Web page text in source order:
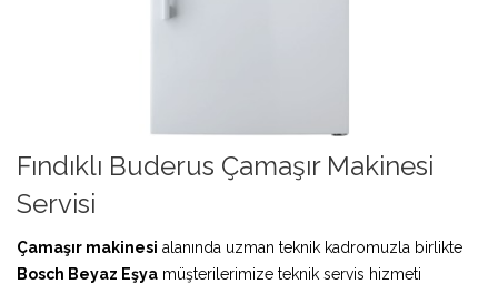
Fındıklı Buderus Çamaşır Makinesi
Servisi
Çamaşır makinesi alanında uzman teknik kadromuzla birlikte
Bosch Beyaz Eşya müşterilerimize teknik servis hizmeti